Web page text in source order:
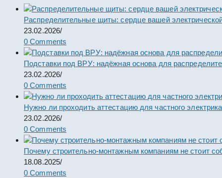
Распределительные щиты: сердце вашей
23.02.2026/
0 Comments
Подставки под ВРУ: надёжная основа для
23.02.2026/
0 Comments
Нужно ли проходить аттестацию для частного
23.02.2026/
0 Comments
Почему строительно-монтажным компаниям не стоит
18.08.2025/
0 Comments